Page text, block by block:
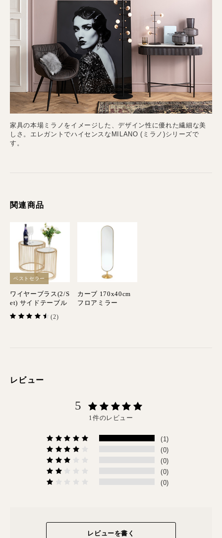
家具の本場ミラノをイメージした、デザイン性に優れた繊細な美
しさ。エレガントでハイセンスなMILANO (ミラノ)シリーズで
す。
関連商品
ベストセラー
ワイヤーブラス(2/S
et) サイドテーブル
(2)
カーブ 170x40cm
フロアミラー
レビュー
5
1件のレビュー
(1)
(0)
(0)
(0)
(0)
レビューを書く